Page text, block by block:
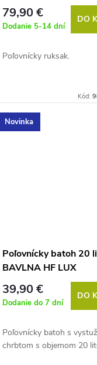
79,90 €
Dodanie 5-14 dní
DO
Poľovnícky ruksak.
Kód:
Novinka
Poľovnícky batoh 20
BAVLNA HF LUX
39,90 €
Dodanie do 7 dní
DO
Poľovnícky batoh s
chrbtom s objemom 20